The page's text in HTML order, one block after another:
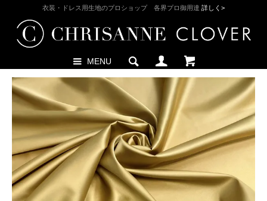
衣装・ドレス用生地のプロショップ 各界プロ御用達 詳しく>
MENU